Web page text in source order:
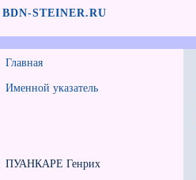
BDN-STEINER.RU
Главная
Именной указатель
ПУАНКАРЕ Генрих